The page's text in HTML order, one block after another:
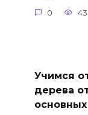
0 43
Учимся
дерева